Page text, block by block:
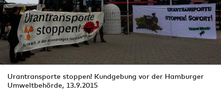
Urantransporte stoppen! Kundgebung vor der Hamburger
Umweltbehörde, 13.9.2015